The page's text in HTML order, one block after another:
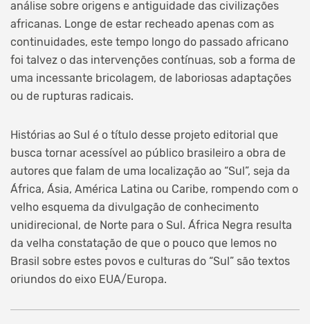
análise sobre origens e antiguidade das civilizações
africanas. Longe de estar recheado apenas com as
continuidades, este tempo longo do passado africano
foi talvez o das intervenções contínuas, sob a forma de
uma incessante bricolagem, de laboriosas adaptações
ou de rupturas radicais.
Histórias ao Sul é o título desse projeto editorial que
busca tornar acessível ao público brasileiro a obra de
autores que falam de uma localização ao “Sul”, seja da
África, Ásia, América Latina ou Caribe, rompendo com o
velho esquema da divulgação de conhecimento
unidirecional, de Norte para o Sul. África Negra resulta
da velha constatação de que o pouco que lemos no
Brasil sobre estes povos e culturas do “Sul” são textos
oriundos do eixo EUA/Europa.